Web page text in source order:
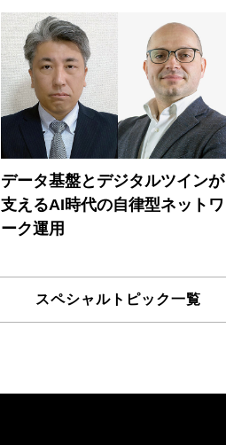
データ基盤とデジタルツインが
支えるAI時代の自律型ネットワ
ーク運用
スペシャルトピック一覧